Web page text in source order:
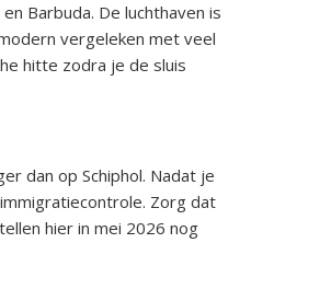
Barbuda. De luchthaven is
vergeleken met veel
hitte zodra je de sluis
dan op Schiphol. Nadat je
Zorg dat
hier in mei 2026 nog